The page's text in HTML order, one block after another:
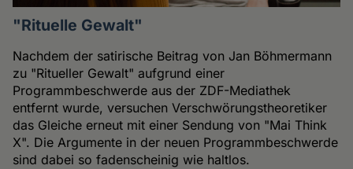
"Rituelle Gewalt"
Nachdem der satirische Beitrag von Jan Böhmermann
zu "Ritueller Gewalt" aufgrund einer
Programmbeschwerde aus der ZDF-Mediathek
entfernt wurde, versuchen Verschwörungstheoretiker
das Gleiche erneut mit einer Sendung von "Mai Think
X". Die Argumente in der neuen Programmbeschwerde
sind dabei so fadenscheinig wie haltlos.